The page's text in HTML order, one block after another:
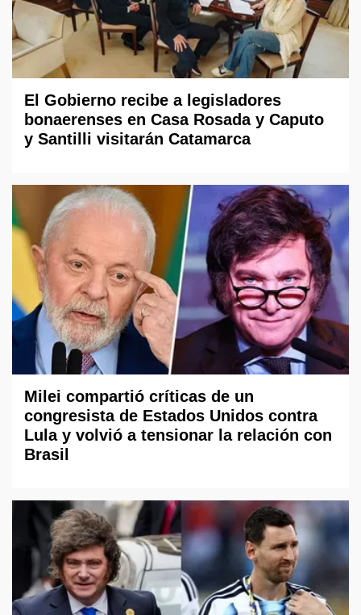
El Gobierno recibe a legisladores
bonaerenses en Casa Rosada y Caputo
y Santilli visitarán Catamarca
Milei compartió críticas de un
congresista de Estados Unidos contra
Lula y volvió a tensionar la relación con
Brasil